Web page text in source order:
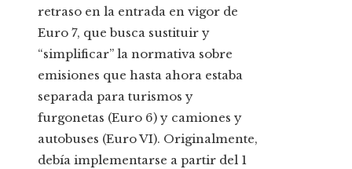
retraso en la entrada en vigor de
Euro 7, que busca sustituir y
“simplificar” la normativa sobre
emisiones que hasta ahora estaba
separada para turismos y
furgonetas (Euro 6) y camiones y
autobuses (Euro VI). Originalmente,
debía implementarse a partir del 1